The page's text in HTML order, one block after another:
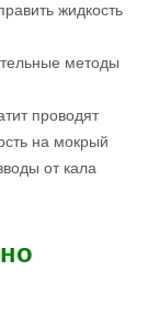
жидкость
методы
проводят
на мокрый
от кала